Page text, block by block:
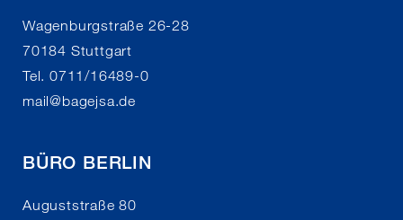
Wagenburgstraße 26-28
70184 Stuttgart
Tel. 0711/16489-0
mail@bagejsa.de
BÜRO BERLIN
Auguststraße 80